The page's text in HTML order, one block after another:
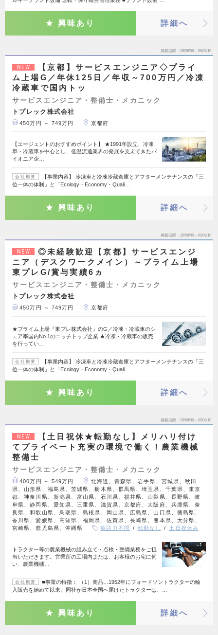
興味あり 詳細へ
掲載期間 26/08/06～26/08/19
NEW
【京都】サービスエンジニア◇プライ
ム上場G／年休125日／年収～700万円／冷凍
冷蔵車で国内トッ
サービスエンジニア・整備士・メカニック
トプレック株式会社
450万円 ～ 749万円 京都府
【エージェントのおすすめポイント】 ★1991年設立、冷凍
車・冷蔵車を中心とし、低温流通業界の発展を支えてきたパ
イオニア企…
会社概要
【事業内容】 冷凍車と冷凍冷蔵倉庫とアフターメンテナンスの「三
位一体の体制」と「Ecology・Economy・Quali…
興味あり 詳細へ
掲載期間 26/08/06～26/08/19
NEW
◎未経験歓迎【京都】サービスエンジ
ニア（デスクワークメイン）～プライム上場
東プレG/賞与実績6ヵ
サービスエンジニア・整備士・メカニック
トプレック株式会社
450万円 ～ 749万円 京都府
★プライム上場『東プレ株式会社』のG／冷凍・冷蔵車のシ
ェア率国内No.1のニッチトップ企業 ★冷凍・冷蔵車の販売
を行ってい…
会社概要
【事業内容】 冷凍車と冷凍冷蔵倉庫とアフターメンテナンスの「三
位一体の体制」と「Ecology・Economy・Quali…
興味あり 詳細へ
掲載期間 26/08/06～26/08/19
NEW
【土日祝休★転勤なし】メリハリ付け
てプライベート充実の環境で働く！農業機械
整備士
サービスエンジニア・整備士・メカニック
400万円 ～ 549万円
北海道、青森県、岩手県、宮城県、秋田
県、山形県、福島県、茨城県、栃木県、群馬県、埼玉県、千葉県、東京
都、神奈川県、新潟県、富山県、石川県、福井県、山梨県、長野県、岐
阜県、静岡県、愛知県、三重県、滋賀県、京都府、大阪府、兵庫県、奈
良県、和歌山県、鳥取県、島根県、岡山県、広島県、山口県、徳島県、
香川県、愛媛県、高知県、福岡県、佐賀県、長崎県、熊本県、大分県、
宮崎県、鹿児島県、沖縄県
英語力不問 転勤なし 土日祝休み
トラクター等の農業機械の組み立て・点検・整備業務をご担
当いただきます。営業所の工場内または、お客様のお宅に伺
い、農業機械…
会社概要
■事業の特徴： （1）商品…1952年にフォードソントラクターの輸
入販売を始めて以来、同社が日本全国へ届けたトラクターは、…
興味あり 詳細へ